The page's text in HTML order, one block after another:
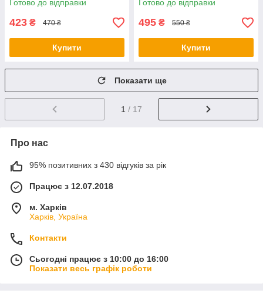
Готово до відправки
423 ₴ 470 ₴
Купити
Готово до відправки
495 ₴ 550 ₴
Купити
Показати ще
1 / 17
Про нас
95% позитивних з 430 відгуків за рік
Працює з 12.07.2018
м. Харків
Харків, Україна
Контакти
Сьогодні працює з 10:00 до 16:00
Показати весь графік роботи